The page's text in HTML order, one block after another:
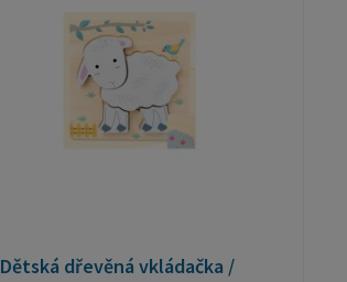
Dětská dřevěná vkládačka /